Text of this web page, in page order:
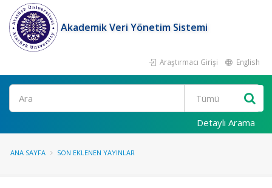
Akademik Veri Yönetim Sistemi
Araştırmacı Girişi English
Ara
Detaylı Arama
ANA SAYFA SON EKLENEN YAYINLAR